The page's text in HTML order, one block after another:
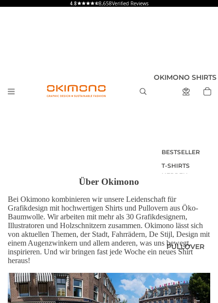
8,658Verified Reviews
OKIMONO SHIRTS
BESTSELLER
T-SHIRTS
HERREN
DAMEN
T-SHIRTS
KINDER UND
BABY
SHIRTS MIT
RÜCKENPRINT
SHIRTS
POLOSHIRTS
PULLOVER
Über Okimono
Bei Okimono kombinieren wir unsere Leidenschaft für
Grafikdesign mit hochwertigen Shirts und Pullovern aus Öko-
Baumwolle. Wir arbeiten mit mehr als 30 Grafikdesignern,
Illustratoren und Holzschnitzern zusammen. Okimono lässt sich
von aktuellen Themen, der Stadt, Fahrrädern, De Stijl, Design mit
einem Augenzwinkern und allem anderen, was uns bewegt,
inspirieren. Und wir bringen fast jede Woche ein neues Shirt
heraus!